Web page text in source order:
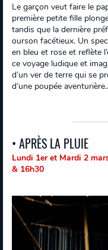
Le garçon veut faire le
première petite fille
tandis que la dernière
ourson facétieux. Un
en bleu et rose et reflète
ce voyage ludique et
d’un ver de terre qui se
d’une poupée
• APRÈS LA PLUIE
Lundi 1er et Mardi 2
& 16h30